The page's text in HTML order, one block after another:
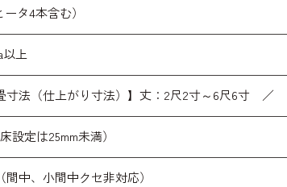
タ4本含む）
上
寸法（仕上がり寸法）】丈：2尺2寸～6尺6寸 ／
設定は25mm未満）
中、小間中クセ非対応）